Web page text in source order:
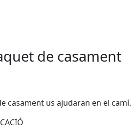
de casament
casament us ajudaran en el camí.